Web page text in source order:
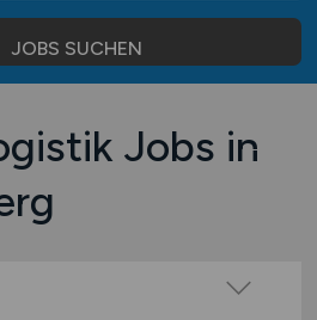
JOBS SUCHEN
Jobs in